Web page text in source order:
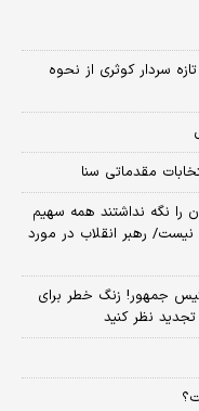
سردار کوثری از نحوه
مقدماتی سنا
را نگه نداشتند همه سهیم
رهبر انقلاب در مورد
جمهور! زنگ خطر برای
نظر کنید